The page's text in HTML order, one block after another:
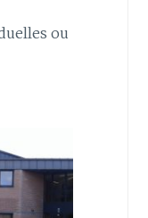
ou